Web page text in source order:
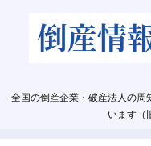
全国の倒産企業・破産法人の周
います（